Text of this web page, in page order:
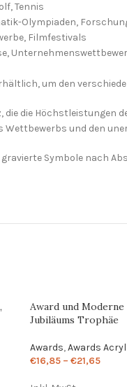
Tennis
Olympiaden,
Filmfestivals
um den
die Höchstleistungen
Wettbewerbs und den
gravierte Symbole nach
Award und
Jubiläums Trophäe
Awards, Awards
€16,85 – €21,65